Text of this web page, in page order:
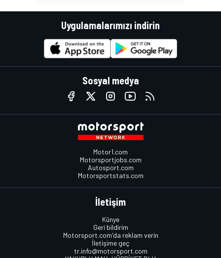
Uygulamalarımızı indirin
Sosyal medya
Motor1.com
Motorsportjobs.com
Autosport.com
Motorsportstats.com
İletişim
Künye
Geri bildirim
Motorsport.com'da reklam verin
İletişime geç
tr.info@motorsport.com